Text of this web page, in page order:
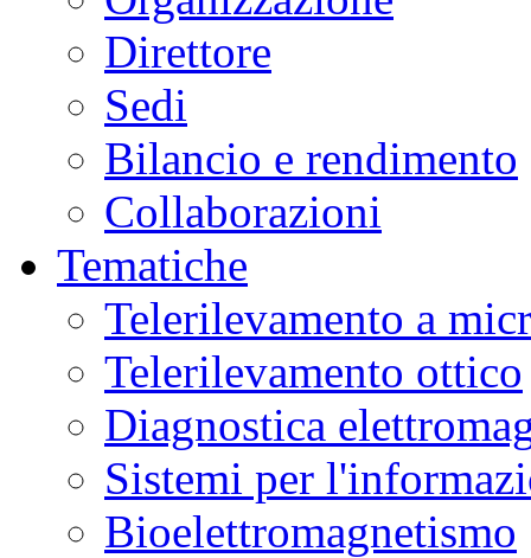
Direttore
Sedi
Bilancio e rendimento
Collaborazioni
Tematiche
Telerilevamento a
Telerilevamento ottico
Diagnostica
Sistemi per
Bioelettromagnetismo